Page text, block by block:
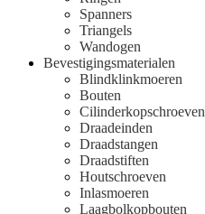
Spanners
Triangels
Wandogen
Bevestigingsmaterialen
Blindklinkmoeren
Bouten
Cilinderkopschroeven
Draadeinden
Draadstangen
Draadstiften
Houtschroeven
Inlasmoeren
Laagbolkopbouten